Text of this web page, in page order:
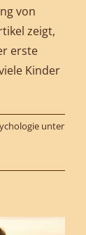
von
zeigt,
erste
Kinder
unter